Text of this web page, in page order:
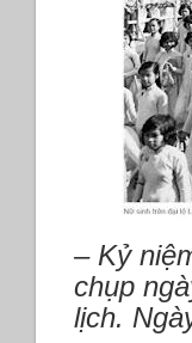
– Kỷ
chụp
lịch.